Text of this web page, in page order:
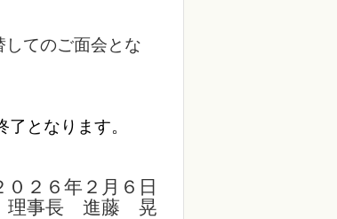
してのご面会とな
となります。
６日
理事長 進藤 晃